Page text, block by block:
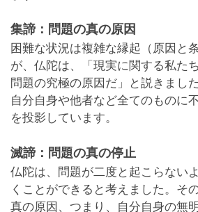
集諦：問題の真の原因
困難な状況は複雑な縁起（原因と
が、仏陀は、「現実に関する私た
問題の究極の原因だ」と説きまし
自分自身や他者など全てのものに
を投影しています。
滅諦：問題の真の停止
仏陀は、問題が二度と起こらない
くことができると考えました。そ
真の原因、つまり、自分自身の無